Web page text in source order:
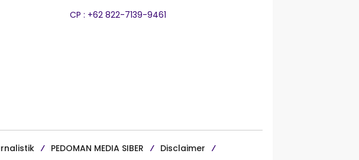
CP : +62 822-7139-9461
PEDOMAN MEDIA SIBER
Disclaimer